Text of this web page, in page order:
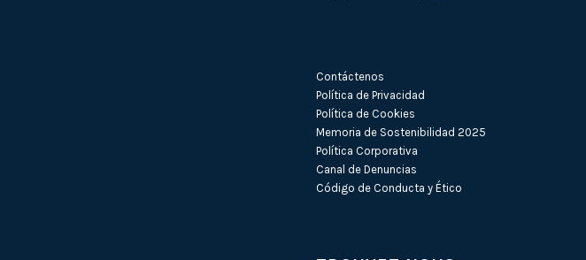
Contáctenos
Política de Privacidad
Política de Cookies
Memoria de Sostenibilidad 2025
Política Corporativa
Canal de Denuncias
Código de Conducta y Ético